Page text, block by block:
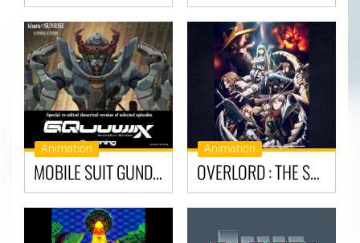
Animation
MOBILE SUIT GUNDAM GQUUUUUX-BEGINNING
Animation
OVERLORD : THE SACRED KINGDOM